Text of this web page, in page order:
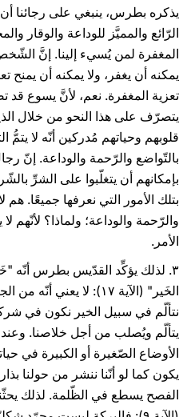
يذكره بطرس، ينبغي على رجائنا
الرّائع والمميَّز للوداعة والوقار
المغفرة لمن يُسيء إلينا. إنَّ الشّخص
يمكنه أن يغفر، ولا يمكنه أن يمنح
تعزية المغفرة. نعم، لأنَّ يسوع قد
يتصرّف على هذا النحو من خلال
قلوبهم وحياتهم مُدركين أنّه لا يتمُّ
بالتّواضع والرّحمة والوداعة. إنّ
بإمكانهم أن يتغلّبوا على الشرِّ
بتلك الأمور التي نعرفها جميعًا.
والرّحمة والوداعة؛ ولماذا؟ لأنّهم
الأمر.
۳. لذلك يؤكِّد القدّيس بطرس أنّه
الخَير" (الآية ۱٧): لا يعني
نتألّم في سبيل الخير نكون في
يتألّم ويُصلب من أجل خلاصنا.
الأوضاع الصّغيرة أو الكبيرة في
يكون كما لو أنّنا ننشر من حولنا
الفصح يسطع في الظّلمة. لذلك